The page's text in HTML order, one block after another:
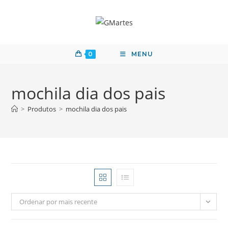
0 MENU
mochila dia dos pais
> Produtos > mochila dia dos pais
Ordenar por mais recente